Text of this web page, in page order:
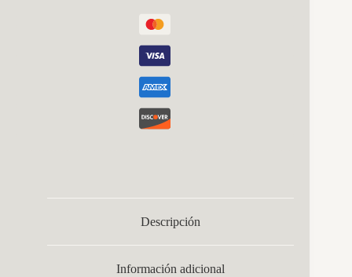
Descripción
Información adicional